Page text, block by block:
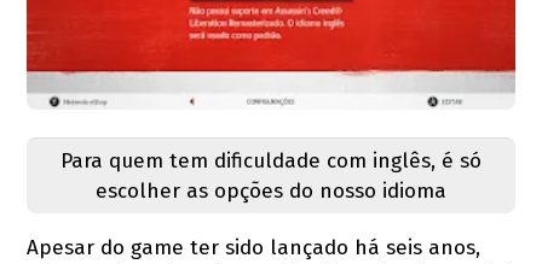
Para quem tem dificuldade com inglês, é só
escolher as opções do nosso idioma
Apesar do game ter sido lançado há seis anos,